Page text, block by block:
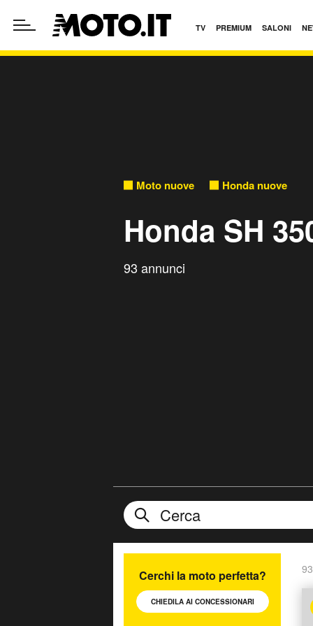
TV PREMIUM SALONI
Moto nuove Honda nuove
Honda SH
93 annunci
Cerchi la moto perfetta?
CHIEDILA AI CONCESSIONARI